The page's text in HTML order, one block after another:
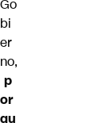
Go
bi
er
no,
p
or
qu